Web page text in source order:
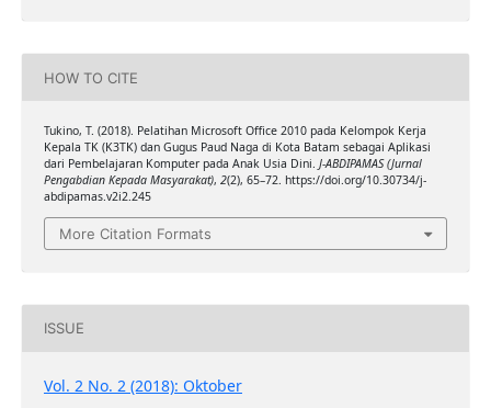
HOW TO CITE
Tukino, T. (2018). Pelatihan Microsoft Office 2010 pada Kelompok Kerja
Kepala TK (K3TK) dan Gugus Paud Naga di Kota Batam sebagai Aplikasi
dari Pembelajaran Komputer pada Anak Usia Dini. J-ABDIPAMAS (Jurnal
Pengabdian Kepada Masyarakat), 2(2), 65–72. https://doi.org/10.30734/j-
abdipamas.v2i2.245
More Citation Formats
ISSUE
Vol. 2 No. 2 (2018): Oktober